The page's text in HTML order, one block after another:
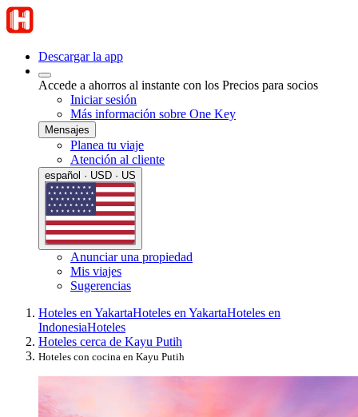
Descargar la app
Accede a ahorros al instante con los Precios para socios
Iniciar sesión
Más información sobre One Key
Mensajes
Planea tu viaje
Atención al cliente
español · USD · US
Anunciar una propiedad
Mis viajes
Sugerencias
Hoteles en YakartaHoteles en YakartaHoteles en
IndonesiaHoteles
Hoteles cerca de Kayu Putih
Hoteles con cocina en Kayu Putih